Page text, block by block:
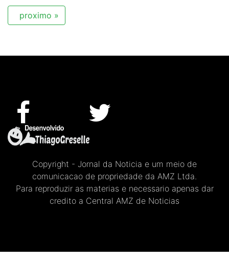
proximo »
Copyright - Jornal da Noticia e um meio de
comunicacao de propriedade da AMZ Ltda.
Para reproduzir as materias e necessario apenas dar
credito a Central AMZ de Noticias